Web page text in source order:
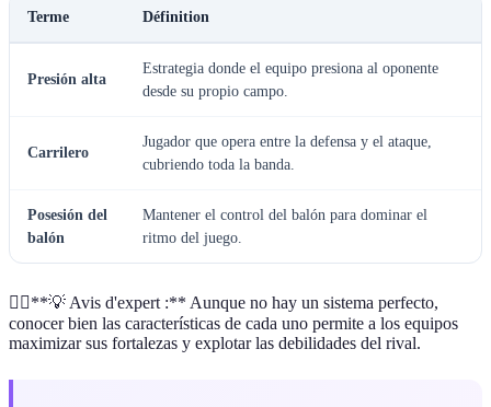
Terme Définition
Presión alta
Estrategia donde el equipo presiona al oponente
desde su propio campo.
Carrilero
Jugador que opera entre la defensa y el ataque,
cubriendo toda la banda.
Posesión del
balón
Mantener el control del balón para dominar el
ritmo del juego.
🐱‍🏍**💡 Avis d'expert :** Aunque no hay un sistema perfecto,
conocer bien las características de cada uno permite a los equipos
maximizar sus fortalezas y explotar las debilidades del rival.